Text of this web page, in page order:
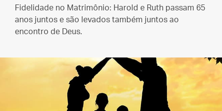
Fidelidade no Matrimônio: Harold e Ruth passam 65
anos juntos e são levados também juntos ao
encontro de Deus.